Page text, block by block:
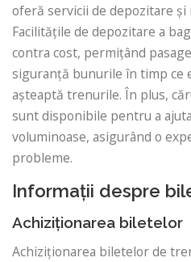
oferă servicii de depozitare și
Facilitățile de depozitare a
contra cost, permițând
siguranță bunurile în timp ce
așteaptă trenurile. În plus,
sunt disponibile pentru a
voluminoase, asigurând o
probleme.
Informații despre
Achiziționarea biletelor
Achiziționarea biletelor de